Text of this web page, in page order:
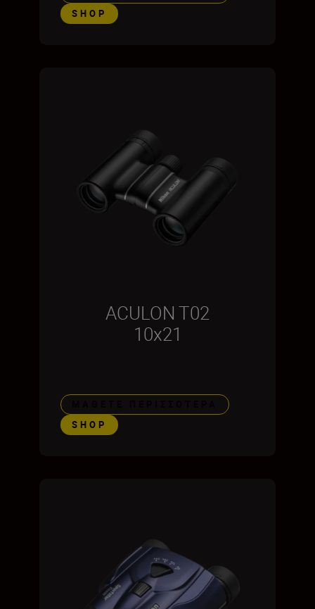
SHOP
ACULON T02
10x21
SHOP